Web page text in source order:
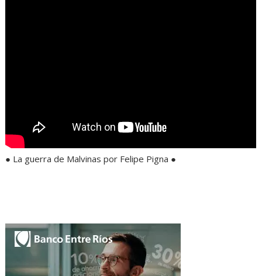
● La guerra de Malvinas por Felipe Pigna ●